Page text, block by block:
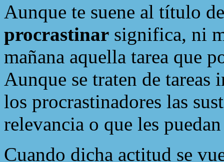
Aunque te suene al título
procrastinar significa, ni
mañana aquella tarea que
Aunque se traten de
los procrastinadores las
relevancia o que les
Cuando dicha actitud se